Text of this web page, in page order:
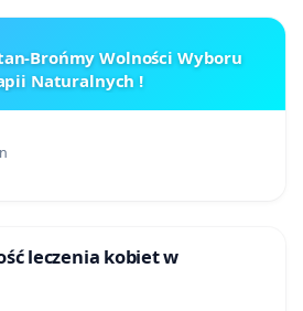
Brońmy Wolności Wyboru
Naturalnych !
leczenia kobiet w